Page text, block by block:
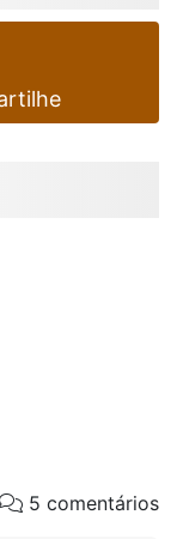
5 comentários